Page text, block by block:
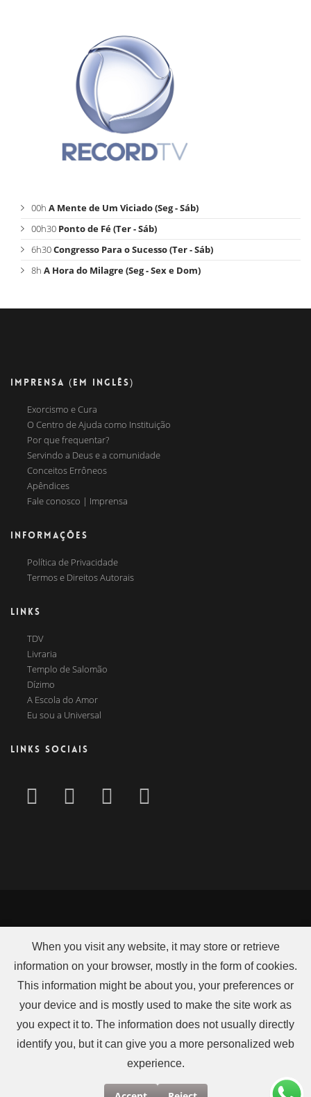
00h A Mente de Um Viciado (Seg - Sáb)
00h30 Ponto de Fé (Ter - Sáb)
6h30Congresso Para o Sucesso (Ter - Sáb)
8h A Hora do Milagre (Seg - Sex e Dom)
IMPRENSA (EM INGLÊS)
Exorcismo e Cura
O Centro de Ajuda como Instituição
Por que frequentar?
Servindo a Deus e a comunidade
Conceitos Errôneos
Apêndices
Fale conosco | Imprensa
INFORMAÇÕES
Política de Privacidade
Termos e Direitos Autorais
LINKS
TDV
Livraria
Templo de Salomão
Dízimo
A Escola do Amor
Eu sou a Universal
LINKS SOCIAIS
2026 UCKG Centro de Ajuda é uma instituição de caridade no Reino
Unido (1043985).
Todos os direitos reservados.
When you visit any website, it may store or retrieve
information on your browser, mostly in the form of cookies.
This information might be about you, your preferences or
your device and is mostly used to make the site work as
you expect it to. The information does not usually directly
identify you, but it can give you a more personalized web
experience.